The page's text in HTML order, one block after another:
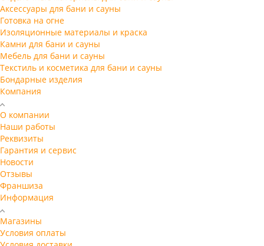
Аксессуары для бани и сауны
Готовка на огне
Изоляционные материалы и краска
Камни для бани и сауны
Мебель для бани и сауны
Текстиль и косметика для бани и сауны
Бондарные изделия
Компания
О компании
Наши работы
Реквизиты
Гарантия и сервис
Новости
Отзывы
Франшиза
Информация
Магазины
Условия оплаты